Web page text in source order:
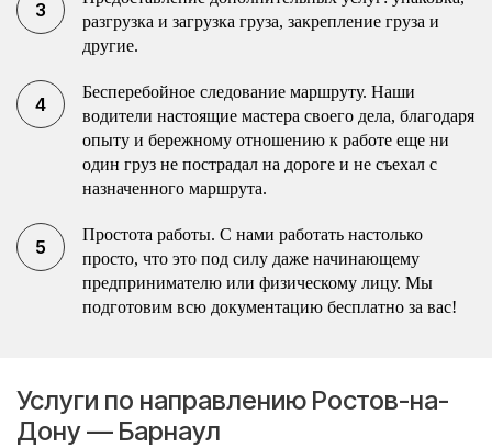
разгрузка и загрузка груза, закрепление груза и
другие.
Бесперебойное следование маршруту. Наши
водители настоящие мастера своего дела, благодаря
опыту и бережному отношению к работе еще ни
один груз не пострадал на дороге и не съехал с
назначенного маршрута.
Простота работы. С нами работать настолько
просто, что это под силу даже начинающему
предпринимателю или физическому лицу. Мы
подготовим всю документацию бесплатно за вас!
Услуги по направлению Ростов-на-
Дону — Барнаул